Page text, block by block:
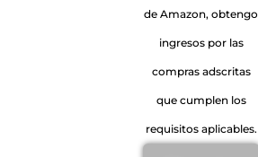
de Amazon, obtengo
ingresos por las
compras adscritas
que cumplen los
requisitos aplicables.